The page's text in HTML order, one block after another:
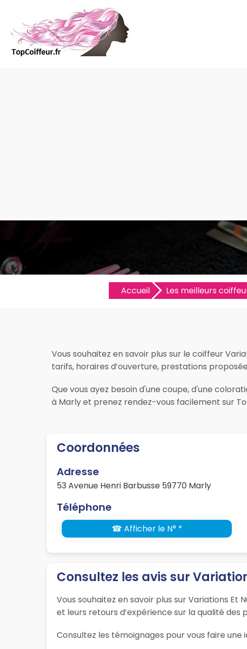
Accueil Les meilleurs
Vous souhaitez en savoir plus sur le coiffeur
tarifs, horaires d’ouverture, prestations
Que vous ayez besoin d'une coupe, d'une
à Marly et prenez rendez-vous facilement sur
Coordonnées
Adresse
53 Avenue Henri Barbusse 59770 Marly
Téléphone
☎ Afficher le N° *
Consultez les avis sur
Vous souhaitez en savoir plus sur Variations Et
et leurs retours d’expérience sur la qualité des
Consultez les témoignages pour vous faire